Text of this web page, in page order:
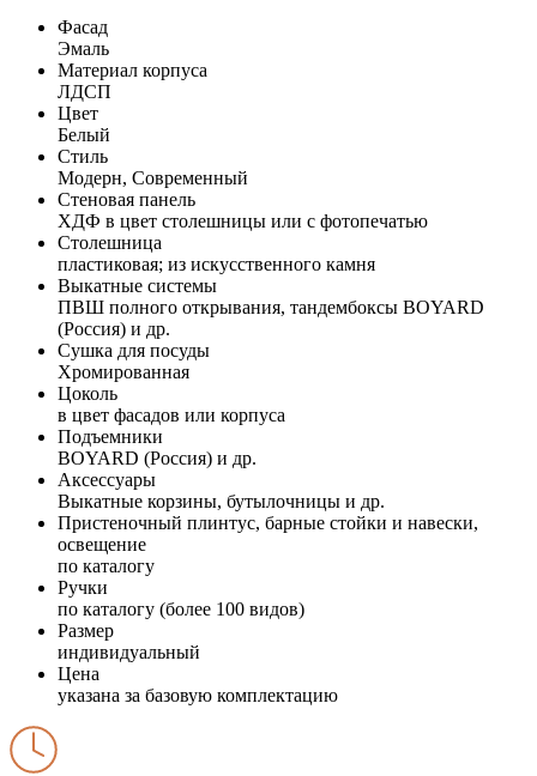
Фасад
Эмаль
Материал корпуса
ЛДСП
Цвет
Белый
Стиль
Модерн, Современный
Стеновая панель
ХДФ в цвет столешницы или с фотопечатью
Столешница
пластиковая; из искусственного камня
Выкатные системы
ПВШ полного открывания, тандембоксы BOYARD
(Россия) и др.
Сушка для посуды
Хромированная
Цоколь
в цвет фасадов или корпуса
Подъемники
BOYARD (Россия) и др.
Аксессуары
Выкатные корзины, бутылочницы и др.
Пристеночный плинтус, барные стойки и навески,
освещение
по каталогу
Ручки
по каталогу (более 100 видов)
Размер
индивидуальный
Цена
указана за базовую комплектацию